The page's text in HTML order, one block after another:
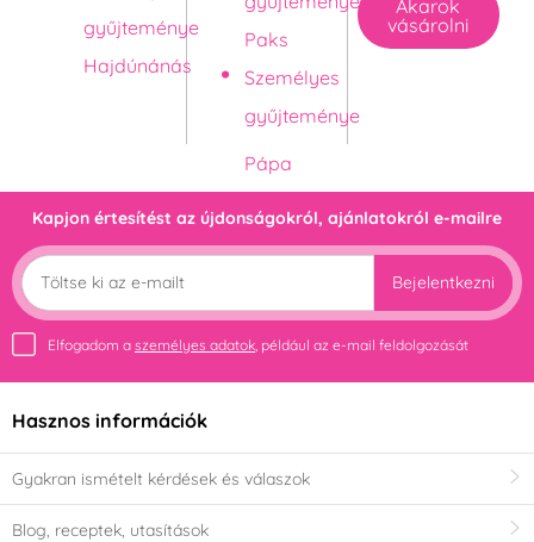
gyűjteménye
Hajdúnánás
Paks
Személyes
gyűjteménye
Akarok
vásárolni
Kapjon értesítést az újdonságokról, ajánlatokról e-mailre
Bejelentkezni
Elfogadom a személyes adatok , például az e-mail feldolgozását
Hasznos információk
Gyakran ismételt kérdések és válaszok
Blog, receptek, utasítások